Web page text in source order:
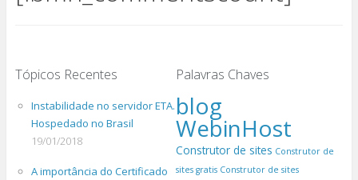
Tópicos Recentes
Instabilidade no servidor ETA.
Hospedado no Brasil
19/01/2018
A importância do Certificado
Palavras Chaves
blog
WebinHost
Construtor de sites Construtor de
sites gratis Construtor de sites